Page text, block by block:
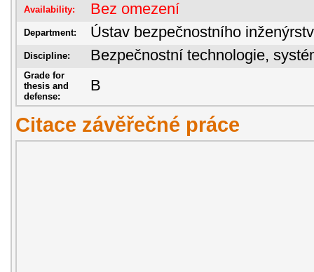
Availability: Bez omezení
Department: Ústav bezpečnostního
Discipline: Bezpečnostní technologie,
Grade for
thesis and
defense:
B
Citace závěřečné práce